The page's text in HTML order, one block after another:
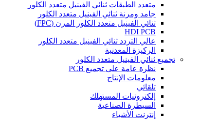
متعدد الطبقات ثنائي الفينيل متعدد الكلور
جامد ومرنة ثنائي الفينيل متعدد الكلور
ثنائي الفينيل متعدد الكلور المرن (FPC)
HDI PCB
عالي التردد ثنائي الفينيل متعدد الكلور
الركيزة المعدنية
تجميع ثنائي الفينيل متعدد الكلور
نظرة عامة على تجميع PCB
معلومات الإنتاج
تلقائي
إلكترونيات المستهلك
السيطرة الصناعية
إنترنت الأشياء